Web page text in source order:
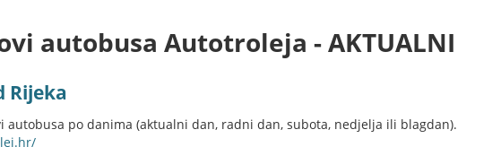
autobusa Autotroleja - AKTUALNI
Rijeka
autobusa po danima (aktualni dan, radni dan, subota, nedjelja ili blagdan).